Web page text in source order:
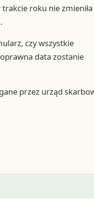
roku nie zmieniła
czy wszystkie
data zostanie
przez urząd